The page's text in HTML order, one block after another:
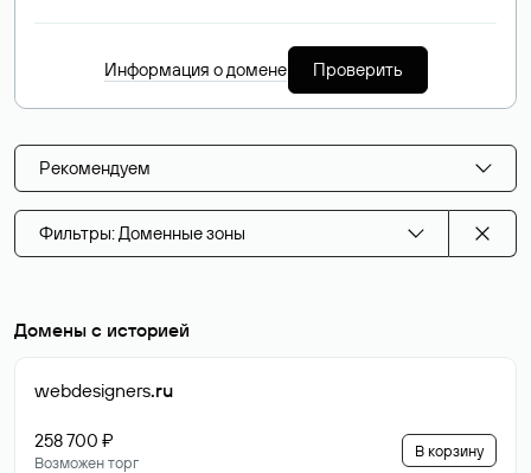
Информация о домене Проверить
Рекомендуем
Фильтры: Доменные зоны
Домены с историей
webdesigners.ru
258 700 ₽
Возможен торг
В корзину